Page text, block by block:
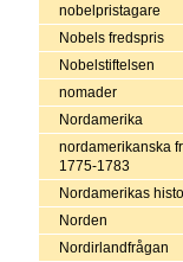
nobelpristagare
Nobels fredspris
Nobelstiftelsen
nomader
Nordamerika
nordamerikanska
1775-1783
Nordamerikas
Norden
Nordirlandfrågan